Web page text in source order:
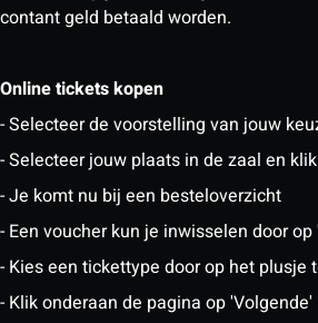
contant geld betaald worden.
Online tickets kopen
- Selecteer de voorstelling van jouw
- Selecteer jouw plaats in de zaal en
- Je komt nu bij een besteloverzicht
- Een voucher kun je inwisselen door
- Kies een tickettype door op het
- Klik onderaan de pagina op 'Volgende'